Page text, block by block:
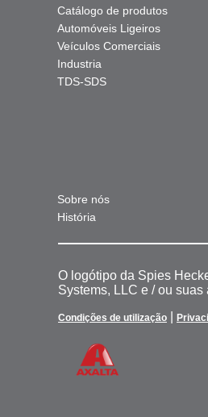
Catálogo de produtos
Automóveis Ligeiros
Veículos Comerciais
Industria
TDS-SDS
Sobre nós
História
O logótipo da Spies
Systems, LLC e / ou
Condições de utilização